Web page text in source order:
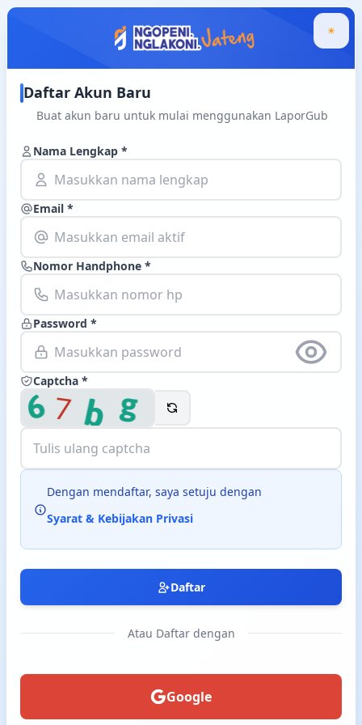
Langsung ke konten utama
Daftar Akun Baru
Buat akun baru untuk mulai menggunakan LaporGub
Nama Lengkap *
Email *
Nomor Handphone *
Password *
Captcha *
Dengan mendaftar, saya setuju dengan
Syarat & Kebijakan Privasi
Daftar
Atau Daftar dengan
Google